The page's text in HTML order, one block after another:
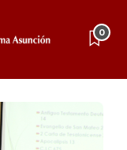
0